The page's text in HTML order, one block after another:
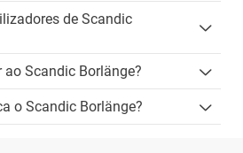
de Scandic
Scandic Borlänge?
o Scandic Borlänge?